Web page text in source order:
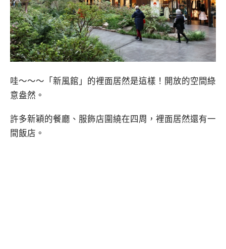
哇～～～「新風館」的裡面居然是這樣！開放的空間綠
意盎然。
許多新穎的餐廳、服飾店圍繞在四周，裡面居然還有一
間飯店。